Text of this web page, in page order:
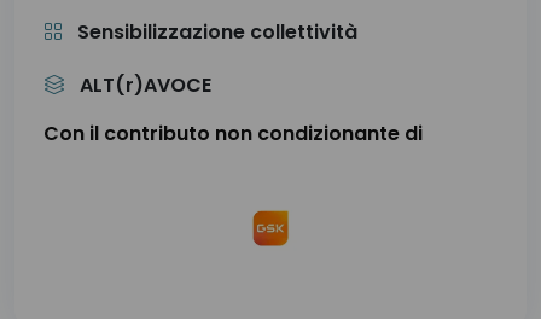
Sensibilizzazione collettività
ALT(r)AVOCE
Con il contributo non condizionante di